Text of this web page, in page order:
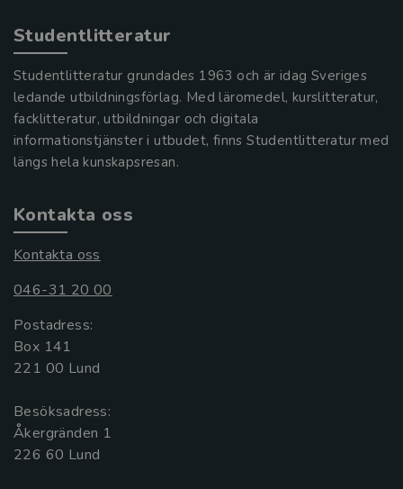
Studentlitteratur
Studentlitteratur grundades 1963 och är idag Sveriges
ledande utbildningsförlag. Med läromedel, kurslitteratur,
facklitteratur, utbildningar och digitala
informationstjänster i utbudet, finns Studentlitteratur med
längs hela kunskapsresan.
Kontakta oss
Kontakta oss
046-31 20 00
Postadress:
Box 141
221 00 Lund
Besöksadress:
Åkergränden 1